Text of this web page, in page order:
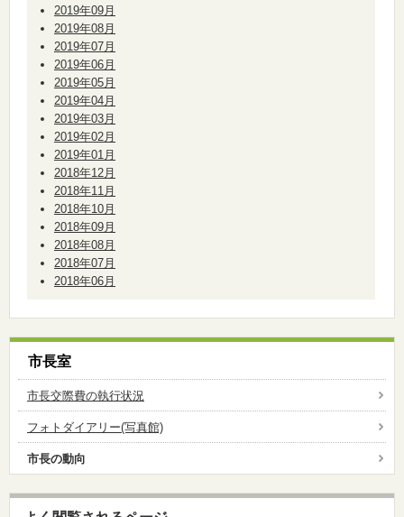
2019年09月
2019年08月
2019年07月
2019年06月
2019年05月
2019年04月
2019年03月
2019年02月
2019年01月
2018年12月
2018年11月
2018年10月
2018年09月
2018年08月
2018年07月
2018年06月
市長室
市長交際費の執行状況
フォトダイアリー(写真館)
市長の動向